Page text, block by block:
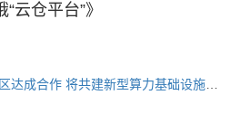
云仓平台”》
作 将共建新型算力基础设施、人工智能等】视频介绍